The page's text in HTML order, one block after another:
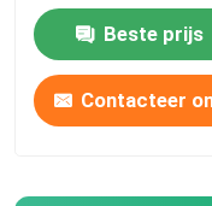
Nieuws
de de Vrije
Beste prijs
Contacteer